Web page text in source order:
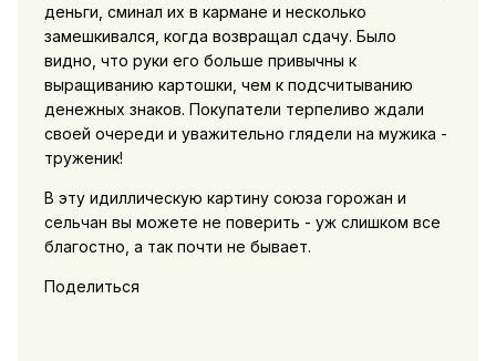
деньги, сминал их в кармане и несколько
замешкивался, когда возвращал сдачу. Было
видно, что руки его больше привычны к
выращиванию картошки, чем к подсчитыванию
денежных знаков. Покупатели терпеливо ждали
своей очереди и уважительно глядели на мужика ­
труженик!
В эту идиллическую картину союза горожан и
сельчан вы можете не поверить - уж слишком все
благостно, а так почти не бывает.
Поделиться